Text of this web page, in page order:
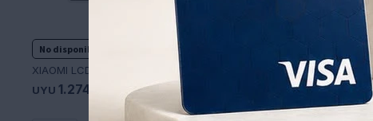
No disponible para retiro
UYU 1.274
32 USD 38 15
USD 22